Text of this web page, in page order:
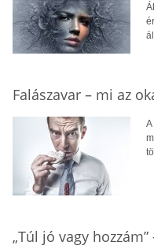
Falászavar – mi az
„Túl jó vagy